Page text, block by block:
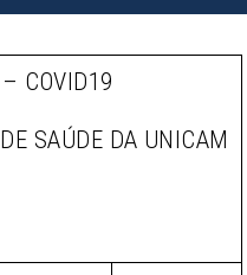
– COVID19
SAÚDE DA UNICAM